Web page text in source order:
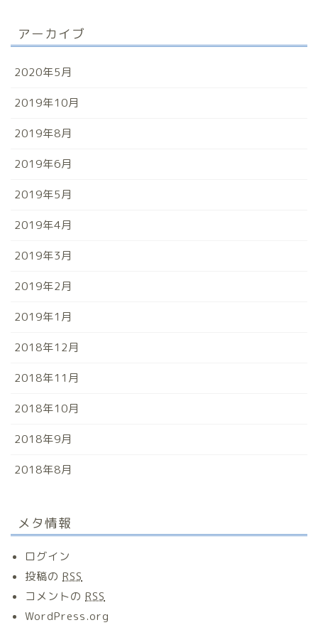
アーカイブ
2020年5月
2019年10月
2019年8月
2019年6月
2019年5月
2019年4月
2019年3月
2019年2月
2019年1月
2018年12月
2018年11月
2018年10月
2018年9月
2018年8月
メタ情報
ログイン
投稿の RSS
コメントの RSS
WordPress.org